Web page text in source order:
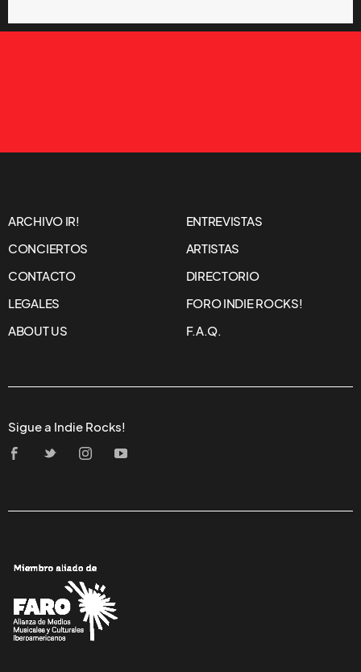
ARCHIVO IR!
ENTREVISTAS
CONCIERTOS
ARTISTAS
CONTACTO
DIRECTORIO
LEGALES
FORO INDIE ROCKS!
ABOUT US
F.A.Q.
Sigue a Indie Rocks!